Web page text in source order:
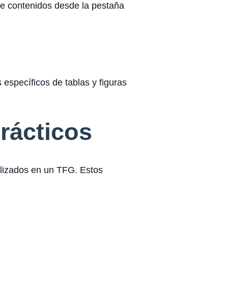
contenidos desde la pestaña
específicos de tablas y figuras
en un TFG. Estos